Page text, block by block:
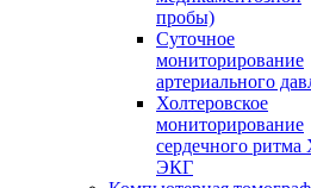
пробы)
Суточное
мониторирование
артериального
Холтеровское
мониторирование
сердечного
ЭКГ